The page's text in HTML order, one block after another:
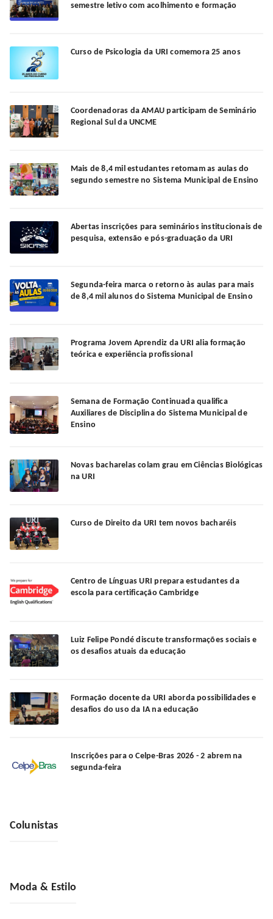
semestre letivo com acolhimento e formação
Curso de Psicologia da URI comemora 25 anos
Coordenadoras da AMAU participam de Seminário
Regional Sul da UNCME
Mais de 8,4 mil estudantes retomam as aulas do
segundo semestre no Sistema Municipal de Ensino
Abertas inscrições para seminários institucionais de
pesquisa, extensão e pós-graduação da URI
Segunda-feira marca o retorno às aulas para mais
de 8,4 mil alunos do Sistema Municipal de Ensino
Programa Jovem Aprendiz da URI alia formação
teórica e experiência profissional
Semana de Formação Continuada qualifica
Auxiliares de Disciplina do Sistema Municipal de
Ensino
Novas bacharelas colam grau em Ciências Biológicas
na URI
Curso de Direito da URI tem novos bacharéis
Centro de Línguas URI prepara estudantes da
escola para certificação Cambridge
Luiz Felipe Pondé discute transformações sociais e
os desafios atuais da educação
Formação docente da URI aborda possibilidades e
desafios do uso da IA na educação
Inscrições para o Celpe-Bras 2026 - 2 abrem na
segunda-feira
Colunistas
Moda & Estilo